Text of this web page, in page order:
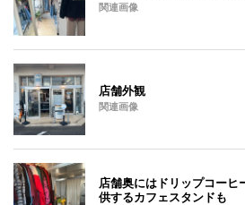
関連画像
店舗外観
関連画像
店舗奥にはドリップコー
供するカフェスタンドも